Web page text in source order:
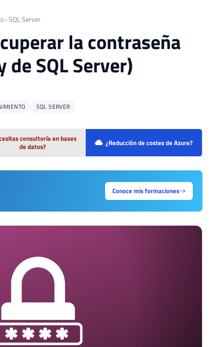
›SQL Server
la contraseña
SQL Server)
SQL SERVER
consultoría en bases
de datos?
¿Reducción de costes de Azure?
Conoce mis formaciones